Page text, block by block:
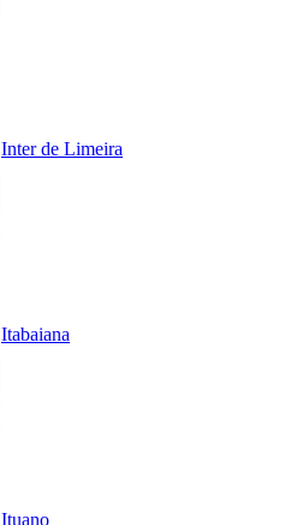
Inter de Limeira
Itabaiana
Ituano